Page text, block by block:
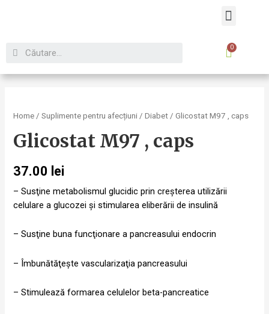
Home /Suplimente pentru afecțiuni /Diabet / Glicostat M97 , caps
Glicostat M97 , caps
37.00 lei
– Susţine metabolismul glucidic prin creşterea utilizării
celulare a glucozei şi stimularea eliberării de insulină
– Susţine buna funcţionare a pancreasului endocrin
– Îmbunătăţeşte vascularizaţia pancreasului
– Stimulează formarea celulelor beta-pancreatice